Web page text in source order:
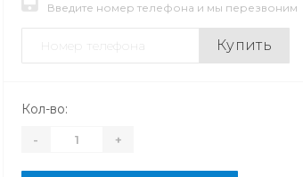
Введите номер телефона и мы перезвоним
Купить
Кол-во:
- +